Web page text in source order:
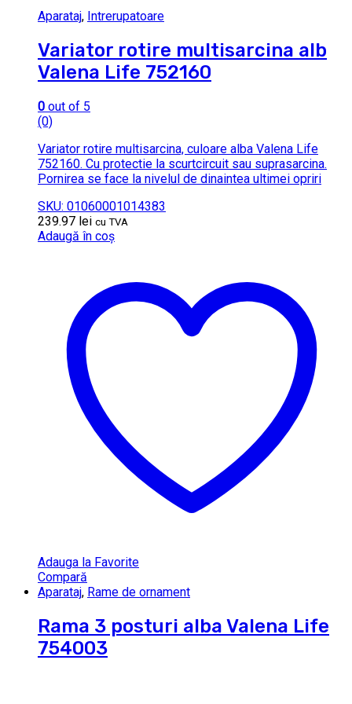
Aparataj, Intrerupatoare
Variator rotire multisarcina alb
Valena Life 752160
0 out of 5
(0)
Variator rotire multisarcina, culoare alba Valena Life
752160. Cu protectie la scurtcircuit sau suprasarcina.
Pornirea se face la nivelul de dinaintea ultimei opriri
SKU: 01060001014383
239.97 lei cu TVA
Adaugă în coș
Adauga la Favorite
Compară
Aparataj, Rame de ornament
Rama 3 posturi alba Valena Life
754003